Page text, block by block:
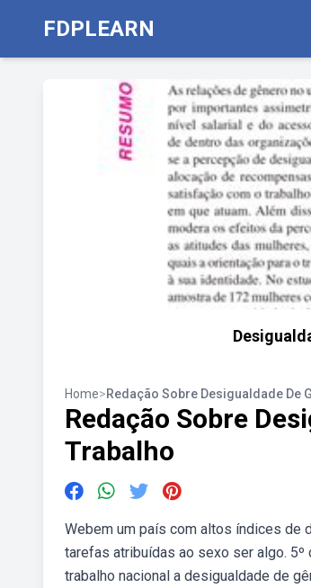
FDPLEARN
Home>Redação Sobre Desigualdade De
Redação Sobre
Trabalho
Webem um país com altos índices de
tarefas atribuídas ao sexo ser algo.
trabalho nacional a desigualdade de